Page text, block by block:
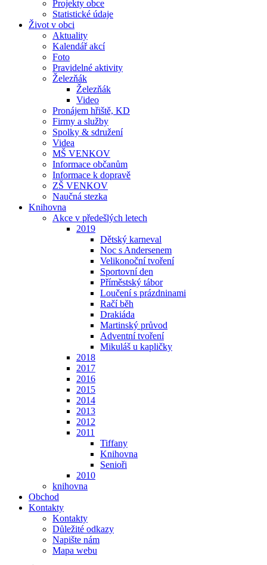
Projekty obce
Statistické údaje
Život v obci
Aktuality
Kalendář akcí
Foto
Pravidelné aktivity
Železňák
Železňák
Video
Pronájem hřiště, KD
Firmy a služby
Spolky & sdružení
Videa
MŠ VENKOV
Informace občanům
Informace k dopravě
ZŠ VENKOV
Naučná stezka
Knihovna
Akce v předešlých letech
2019
Dětský karneval
Noc s Andersenem
Velikonoční tvoření
Sportovní den
Příměstský tábor
Loučení s prázdninami
Račí běh
Drakiáda
Martinský průvod
Adventní tvoření
Mikuláš u kapličky
2018
2017
2016
2015
2014
2013
2012
2011
Tiffany
Knihovna
Senioři
2010
knihovna
Obchod
Kontakty
Kontakty
Důležité odkazy
Napište nám
Mapa webu